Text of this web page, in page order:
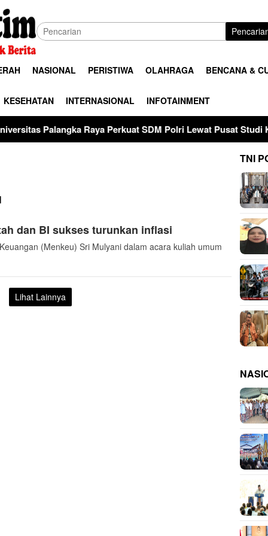
NASIONAL PERISTIWA OLAHRAGA BENCANA &
KESEHATAN INTERNASIONAL INFOTAINMENT
Raya Perkuat SDM Polri Lewat Pusat Studi Kepolisian
dan BI sukses turunkan inflasi
(Menkeu) Sri Mulyani dalam acara kuliah umum
Lihat Lainnya
TNI